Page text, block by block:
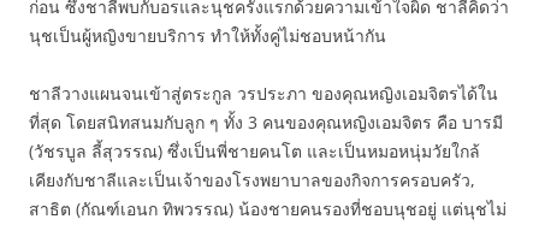
ก่อน ซึ่งชาลีพบกับอรและนุชครั้งแรกด้วยความเข้าใจผิด ชาลีคิดว่า
นุชเป็นผู้หญิงขายบริการ ทำให้ทั้งคู่ไม่ชอบหน้ากัน
ชาลีวางแผนจนเข้าสู่ตระกูล วรประภา ของคุณหญิงเอมจิตรได้ใน
ที่สุด โดยสนิทสนมกับลูก ๆ ทั้ง 3 คนของคุณหญิงเอมจิตร คือ บารมี
(วัชรบูล ลี้สุวรรณ) ซึ่งเป็นพี่ชายคนโต และเป็นหมอหนุ่มวัยใกล้
เคียงกับชาลีและเป็นเจ้าของโรงพยาบาลของกิจการครอบครัว,
สาธิต (กัณฑ์เอนก ทิพวรรณ) น้องชายคนรองที่ชอบนุชอยู่ แต่นุชไม่